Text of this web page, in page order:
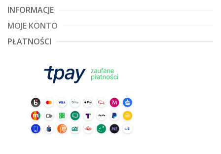
INFORMACJE
MOJE KONTO
PŁATNOŚCI